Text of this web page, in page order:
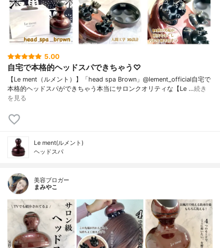
5.00
自宅で本格的ヘッドスパできちゃう♡
【Le ment（ルメント）】「head spa Brown」@lement_official自宅で
本格的ヘッドスパができちゃう本当にサロンクオリティな【Le …続き
を見る
Le ment(ルメント)
ヘッドスパ
美容ブロガー
まみやこ